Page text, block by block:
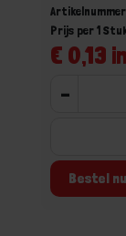
€ 0,13
Prijs per 1
-
Bestel